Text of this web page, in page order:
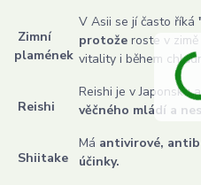
Zimní
plamének
V Asii se jí často říká
protože roste v
vitality i během
Reishi
Reishi je v Japonsku
věčného mládí a
Shiitake
Má antivirové,
účinky.